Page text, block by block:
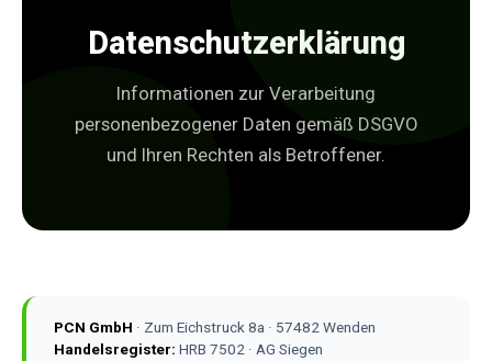
Datenschutzerklärung
Informationen zur Verarbeitung
personenbezogener Daten gemäß DSGVO
und Ihren Rechten als Betroffener.
PCN GmbH · Zum Eichstruck 8a · 57482 Wenden
Handelsregister: HRB 7502 · AG Siegen